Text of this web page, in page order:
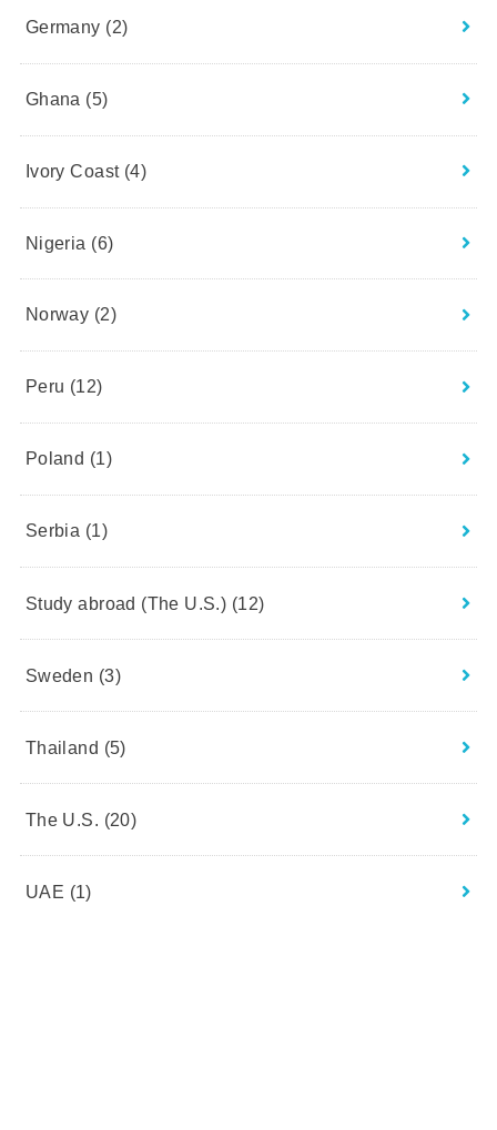
Germany (2)
Ghana (5)
Ivory Coast (4)
Nigeria (6)
Norway (2)
Peru (12)
Poland (1)
Serbia (1)
Study abroad (The U.S.) (12)
Sweden (3)
Thailand (5)
The U.S. (20)
UAE (1)